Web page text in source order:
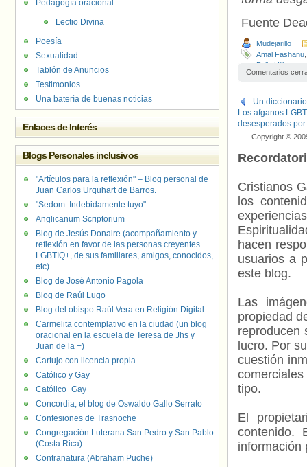
Fuente
Mudejarillo
Amal Fashanu
Polly Hill
Comentarios
Un
Los afganos
desesperados
Copyright ©
Cristianos
los
hacen
usuarios a
este blog.
Las
propiedad
reproducen
lucro. Por
cuestión
tipo.
El
contenido.
información
Pedagogía oracional
Lectio Divina
Poesía
Sexualidad
Tablón de Anuncios
Testimonios
Una batería de buenas noticias
Enlaces de Interés
Blogs Personales inclusivos
"Artículos para la reflexión" – Blog personal de
Juan Carlos Urquhart de Barros.
"Sedom. Indebidamente tuyo"
Anglicanum Scriptorium
Blog de Jesús Donaire (acompañamiento y
reflexión en favor de las personas creyentes
LGBTIQ+, de sus familiares, amigos, conocidos,
etc)
Blog de José Antonio Pagola
Blog de Raúl Lugo
Blog del obispo Raúl Vera en Religión Digital
Carmelita contemplativo en la ciudad (un blog
oracional en la escuela de Teresa de Jhs y
Juan de la +)
Cartujo con licencia propia
Católico y Gay
Católico+Gay
Concordia, el blog de Oswaldo Gallo Serrato
Confesiones de Trasnoche
Congregación Luterana San Pedro y San Pablo
(Costa Rica)
Contranatura (Abraham Puche)